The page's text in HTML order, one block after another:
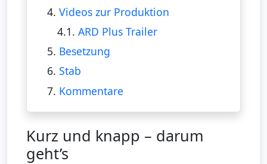
4. Videos zur Produktion
4.1.ARD Plus Trailer
5. Besetzung
6. Stab
7. Kommentare
Kurz und knapp – darum
geht’s